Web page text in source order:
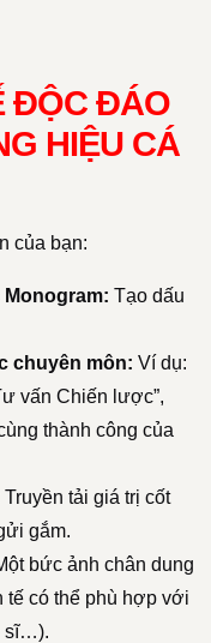
ĐỘC ĐÁO
HIỆU CÁ
của bạn:
Tạo dấu
chuyên môn: Ví dụ:
vấn Chiến lược”,
thành công của
Truyền tải giá trị cốt
gắm.
bức ảnh chân dung
có thể phù hợp với
sĩ…).